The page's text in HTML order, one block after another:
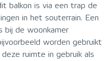
balkon is via een trap de
in het souterrain. Een
bij de woonkamer
worden gebruikt
ruimte in gebruik als